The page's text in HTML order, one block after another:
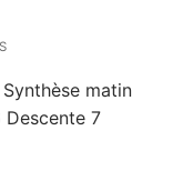
matin
Descente 7